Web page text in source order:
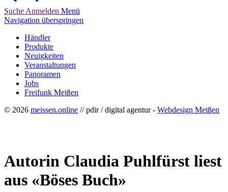
Suche Anmelden Menü
Navigation überspringen
Händler
Produkte
Neuigkeiten
Veranstaltungen
Panoramen
Jobs
Freifunk Meißen
© 2026 meissen.online // pdir / digital agentur - Webdesign Meißen
Autorin Claudia Puhlfürst liest
aus «Böses Buch»